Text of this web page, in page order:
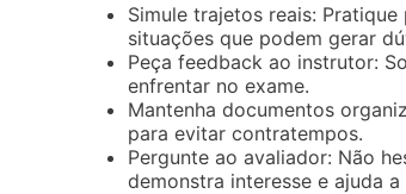
Simule trajetos reais:
situações que podem gerar
Peça feedback ao instrutor:
enfrentar no exame.
Mantenha documentos
para evitar contratempos.
Pergunte ao avaliador: Não
demonstra interesse e ajuda